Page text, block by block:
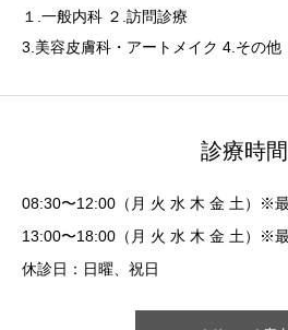
１.一般内科 ２.訪問診療
3.美容皮膚科・アートメイク 4.その他
診療時間
08:30〜12:00（月 火 水 木 金 土）※
13:00〜18:00（月 火 水 木 金 土）※
休診日：日曜、祝日